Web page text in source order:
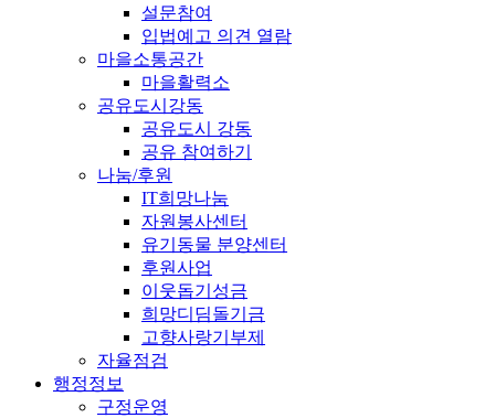
설문참여
입법예고 의견 열람
마을소통공간
마을활력소
공유도시강동
공유도시 강동
공유 참여하기
나눔/후원
IT희망나눔
자원봉사센터
유기동물 분양센터
후원사업
이웃돕기성금
희망디딤돌기금
고향사랑기부제
자율점검
행정정보
구정운영